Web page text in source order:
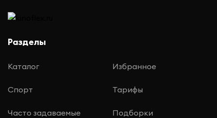
Разделы
Каталог Избранное
Спорт Тарифы
Часто задаваемые
Подборки